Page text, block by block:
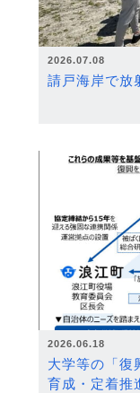
2026.07.08
請戸海岸で放
2026.06.18
大学等の「復
育成・定着推